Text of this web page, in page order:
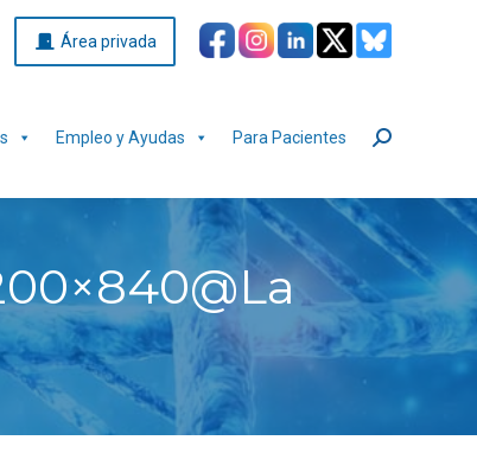
Área privada
Empleo y Ayudas Para Pacientes Buscar: